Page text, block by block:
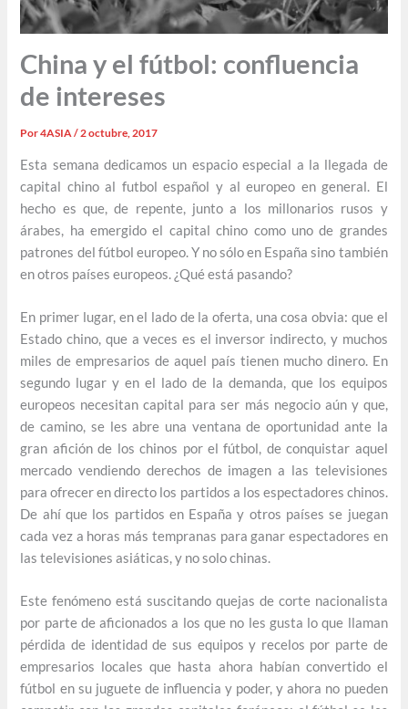
China y el fútbol: confluencia
de intereses
Por4ASIA/2 octubre, 2017
Esta semana dedicamos un espacio especial a la llegada de
capital chino al futbol español y al europeo en general. El
hecho es que, de repente, junto a los millonarios rusos y
árabes, ha emergido el capital chino como uno de grandes
patrones del fútbol europeo. Y no sólo en España sino también
en otros países europeos. ¿Qué está pasando?
En primer lugar, en el lado de la oferta, una cosa obvia: que el
Estado chino, que a veces es el inversor indirecto, y muchos
miles de empresarios de aquel país tienen mucho dinero. En
segundo lugar y en el lado de la demanda, que los equipos
europeos necesitan capital para ser más negocio aún y que,
de camino, se les abre una ventana de oportunidad ante la
gran afición de los chinos por el fútbol, de conquistar aquel
mercado vendiendo derechos de imagen a las televisiones
para ofrecer en directo los partidos a los espectadores chinos.
De ahí que los partidos en España y otros países se juegan
cada vez a horas más tempranas para ganar espectadores en
las televisiones asiáticas, y no solo chinas.
Este fenómeno está suscitando quejas de corte nacionalista
por parte de aficionados a los que no les gusta lo que llaman
pérdida de identidad de sus equipos y recelos por parte de
empresarios locales que hasta ahora habían convertido el
fútbol en su juguete de influencia y poder, y ahora no pueden